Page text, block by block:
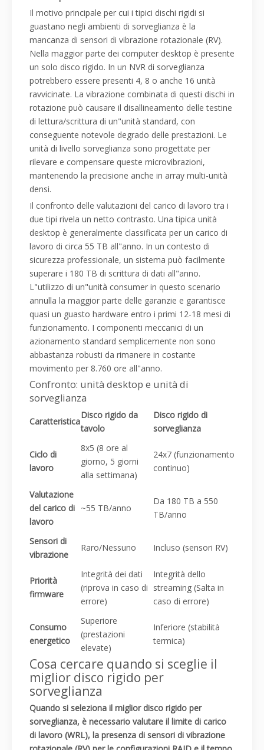
Il motivo principale per cui i tipici dischi rigidi si
guastano negli ambienti di sorveglianza è la
mancanza di sensori di vibrazione rotazionale (RV).
Nella maggior parte dei computer desktop è presente
un solo disco rigido. In un NVR di sorveglianza
potrebbero essere presenti 4, 8 o anche 16 unità
ravvicinate. La vibrazione combinata di questi dischi in
rotazione può causare il disallineamento delle testine
di lettura/scrittura di un"unità standard, con
conseguente notevole degrado delle prestazioni. Le
unità di livello sorveglianza sono progettate per
rilevare e compensare queste microvibrazioni,
mantenendo la precisione anche in array multi-unità
densi.
Il confronto delle valutazioni del carico di lavoro tra i
due tipi rivela un netto contrasto. Una tipica unità
desktop è generalmente classificata per un carico di
lavoro di circa 55 TB all"anno. In un contesto di
sicurezza professionale, un sistema può facilmente
superare i 180 TB di scrittura di dati all"anno.
L"utilizzo di un"unità consumer in questo scenario
annulla la maggior parte delle garanzie e garantisce
quasi un guasto hardware entro i primi 12-18 mesi di
funzionamento. I componenti meccanici di un
azionamento standard semplicemente non sono
abbastanza robusti da rimanere in costante
movimento per 8.760 ore all"anno.
Confronto: unità desktop e unità di
sorveglianza
Caratteristica
Disco rigido da
tavolo
Disco rigido di
sorveglianza
Ciclo di
lavoro
8x5 (8 ore al
giorno, 5 giorni
alla settimana)
24x7 (funzionamento
continuo)
Valutazione
del carico di
lavoro
~55 TB/anno
Da 180 TB a 550
TB/anno
Sensori di
vibrazione
Raro/Nessuno Incluso (sensori RV)
Priorità
firmware
Integrità dei dati
(riprova in caso di
errore)
Integrità dello
streaming (Salta in
caso di errore)
Consumo
energetico
Superiore
(prestazioni
elevate)
Inferiore (stabilità
termica)
Cosa cercare quando si sceglie il
miglior disco rigido per
sorveglianza
Quando si seleziona il miglior disco rigido per
sorveglianza, è necessario valutare il limite di carico
di lavoro (WRL), la presenza di sensori di vibrazione